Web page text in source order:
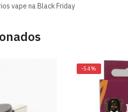
vape na Black Friday
-54%